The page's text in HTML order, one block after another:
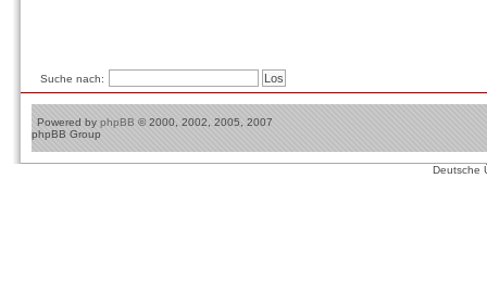
Suche nach:
Powered by phpBB © 2000, 2002, 2005, 2007
phpBB Group
Deutsche